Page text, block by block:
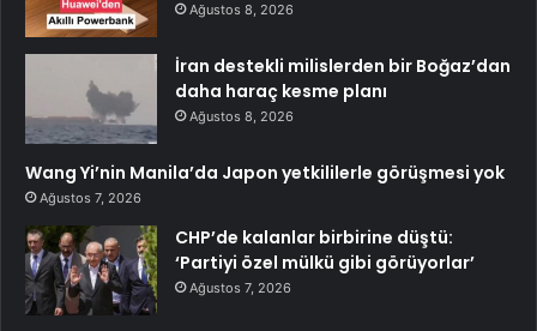
Ağustos 8, 2026
İran destekli milislerden bir Boğaz’dan
daha haraç kesme planı
Ağustos 8, 2026
Wang Yi’nin Manila’da Japon yetkililerle görüşmesi yok
Ağustos 7, 2026
CHP’de kalanlar birbirine düştü:
‘Partiyi özel mülkü gibi görüyorlar’
Ağustos 7, 2026